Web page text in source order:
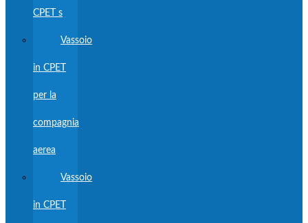
CPET s
Vassoio
in CPET
per la
compagnia
aerea
Vassoio
in CPET